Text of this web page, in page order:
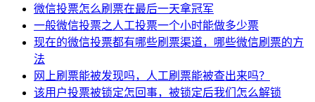
微信投票怎么刷票在最后一天拿冠军
一般微信投票之人工投票一个小时能做多少票
现在的微信投票都有哪些刷票渠道，哪些微信刷票的方
法
网上刷票能被发现吗，人工刷票能被查出来吗？
该用户投票被锁定怎回事，被锁定后我们怎么解锁